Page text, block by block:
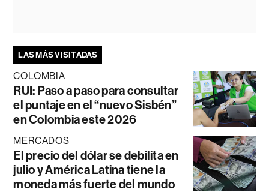
LAS MÁS VISITADAS
COLOMBIA
RUI: Paso a paso para consultar
el puntaje en el “nuevo Sisbén”
en Colombia este 2026
MERCADOS
El precio del dólar se debilita en
julio y América Latina tiene la
moneda más fuerte del mundo